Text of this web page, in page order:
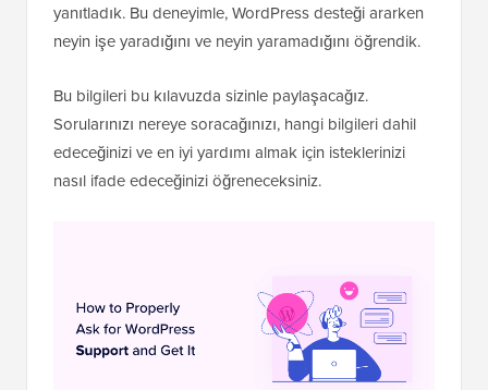
yanıtladık. Bu deneyimle, WordPress desteği ararken
neyin işe yaradığını ve neyin yaramadığını öğrendik.
Bu bilgileri bu kılavuzda sizinle paylaşacağız.
Sorularınızı nereye soracağınızı, hangi bilgileri dahil
edeceğinizi ve en iyi yardımı almak için isteklerinizi
nasıl ifade edeceğinizi öğreneceksiniz.